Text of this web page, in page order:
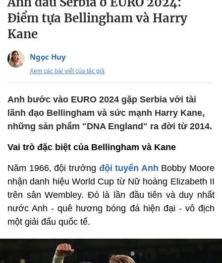
Điểm tựa Bellingham và Harry
Kane
Ngọc Huy
Xem các bài viết của tác giả
Anh bước vào EURO 2024 gặp Serbia với tài
lãnh đạo Bellingham và sức mạnh Harry Kane,
những sản phẩm "DNA England" ra đời từ 2014.
Vai trò đặc biệt của Bellingham và Kane
Năm 1966, đội trưởng đội tuyển Anh Bobby Moore
nhận danh hiệu World Cup từ Nữ hoàng Elizabeth II
trên sân Wembley. Đó là lần đầu tiên và duy nhất
nước Anh - quê hương bóng đá hiện đại - vô địch
một giải đấu quốc tế.